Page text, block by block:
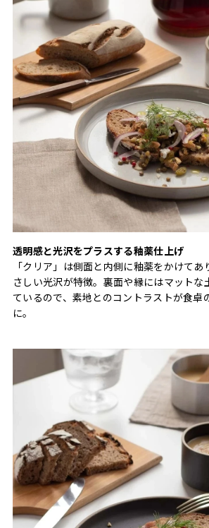
透明感と光沢をプラスする釉薬仕上げ
「クリア」は側面と内側に釉薬をかけて
さしい光沢が特徴。裏面や縁にはマットな
ているので、素地とのコントラストが食卓
に。